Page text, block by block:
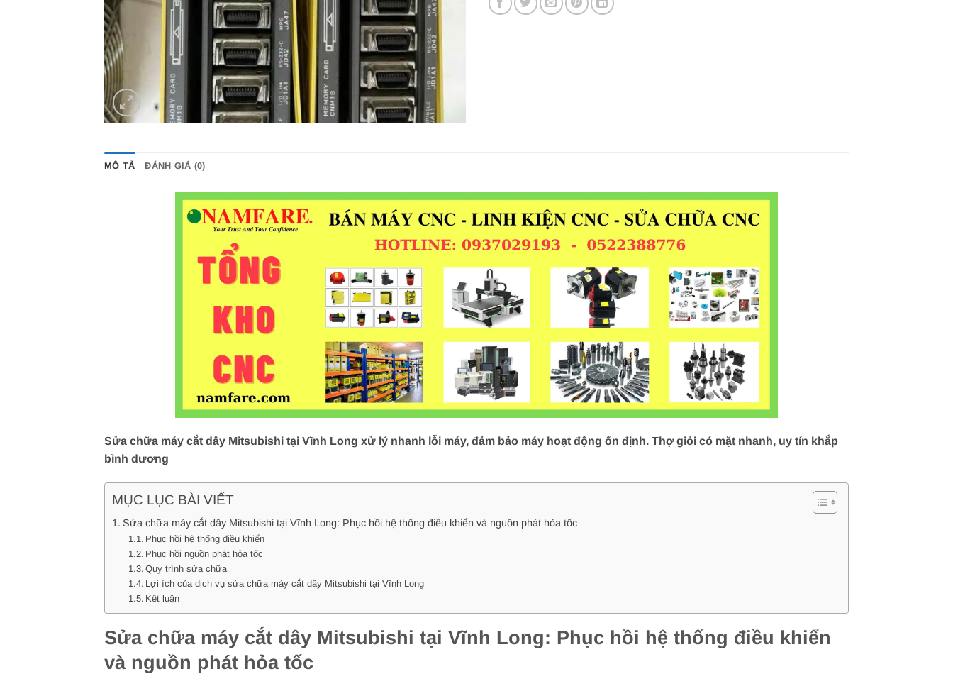
MÔ TẢ ĐÁNH GIÁ (0)
Sửa chữa máy cắt dây Mitsubishi tại Vĩnh Long xử lý nhanh lỗi máy, đảm bảo máy hoạt động ổn định. Thợ giỏi có mặt nhanh, uy tín khắp
bình dương
MỤC LỤC BÀI VIẾT
Sửa chữa máy cắt dây Mitsubishi tại Vĩnh Long: Phục hồi hệ thống điều khiển và nguồn phát hỏa tốc
Phục hồi hệ thống điều khiển
Phục hồi nguồn phát hỏa tốc
Quy trình sửa chữa
Lợi ích của dịch vụ sửa chữa máy cắt dây Mitsubishi tại Vĩnh Long
Kết luận
Sửa chữa máy cắt dây Mitsubishi tại Vĩnh Long: Phục hồi hệ thống điều khiển
và nguồn phát hỏa tốc